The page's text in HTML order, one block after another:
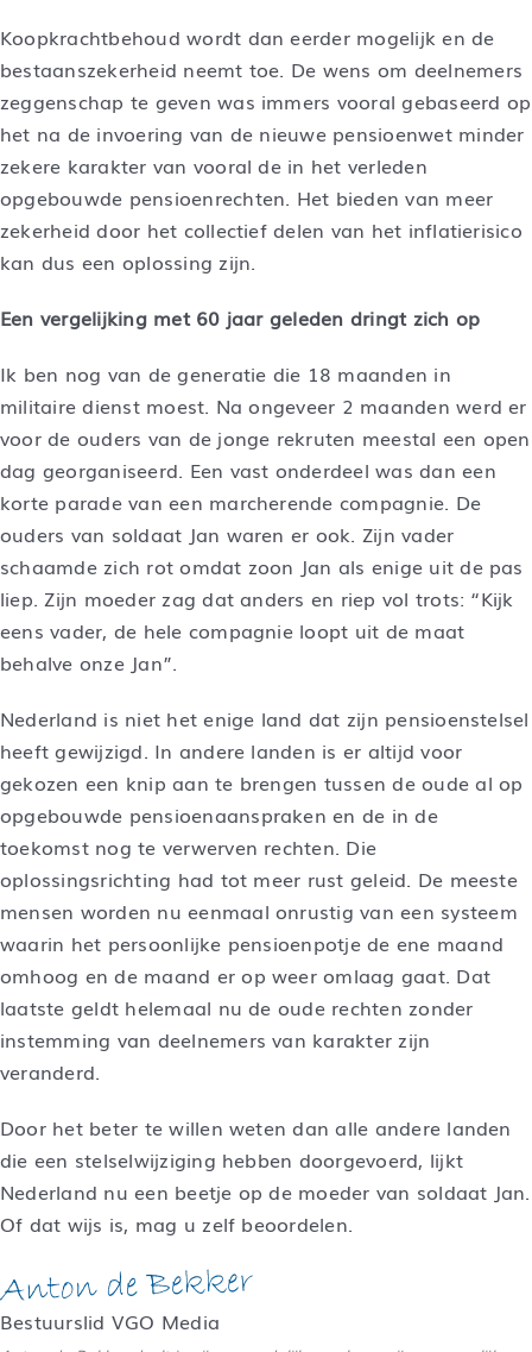
Koopkrachtbehoud wordt dan eerder mogelijk en de
bestaanszekerheid neemt toe. De wens om deelnemers
zeggenschap te geven was immers vooral gebaseerd op
het na de invoering van de nieuwe pensioenwet minder
zekere karakter van vooral de in het verleden
opgebouwde pensioenrechten. Het bieden van meer
zekerheid door het collectief delen van het inflatierisico
kan dus een oplossing zijn.
Een vergelijking met 60 jaar geleden dringt zich op
Ik ben nog van de generatie die 18 maanden in
militaire dienst moest. Na ongeveer 2 maanden werd er
voor de ouders van de jonge rekruten meestal een open
dag georganiseerd. Een vast onderdeel was dan een
korte parade van een marcherende compagnie. De
ouders van soldaat Jan waren er ook. Zijn vader
schaamde zich rot omdat zoon Jan als enige uit de pas
liep. Zijn moeder zag dat anders en riep vol trots: “Kijk
eens vader, de hele compagnie loopt uit de maat
behalve onze Jan”.
Nederland is niet het enige land dat zijn pensioenstelsel
heeft gewijzigd. In andere landen is er altijd voor
gekozen een knip aan te brengen tussen de oude al op
opgebouwde pensioenaanspraken en de in de
toekomst nog te verwerven rechten. Die
oplossingsrichting had tot meer rust geleid. De meeste
mensen worden nu eenmaal onrustig van een systeem
waarin het persoonlijke pensioenpotje de ene maand
omhoog en de maand er op weer omlaag gaat. Dat
laatste geldt helemaal nu de oude rechten zonder
instemming van deelnemers van karakter zijn
veranderd.
Door het beter te willen weten dan alle andere landen
die een stelselwijziging hebben doorgevoerd, lijkt
Nederland nu een beetje op de moeder van soldaat Jan.
Of dat wijs is, mag u zelf beoordelen.
Bestuurslid VGO Media